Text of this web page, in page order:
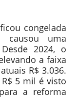
congelada
uma
2024, o
a faixa
R$ 3.036.
5 mil é visto
a reforma